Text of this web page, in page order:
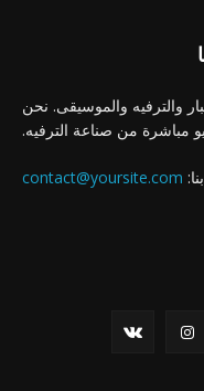
والترفيه والموسيقى. نحن
مباشرة من صناعة الترفيه.
contact@yoursite.com